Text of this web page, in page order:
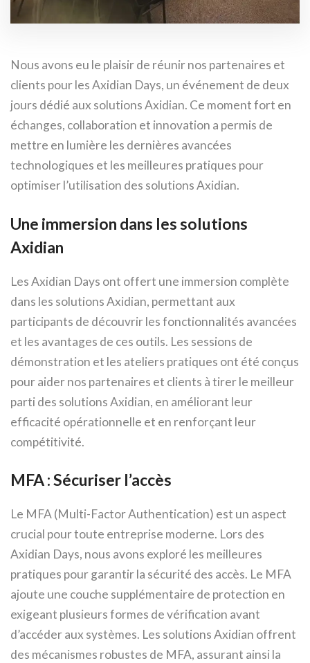
Nous avons eu le plaisir de réunir nos partenaires et
clients pour les Axidian Days, un événement de deux
jours dédié aux solutions Axidian. Ce moment fort en
échanges, collaboration et innovation a permis de
mettre en lumière les dernières avancées
technologiques et les meilleures pratiques pour
optimiser l’utilisation des solutions Axidian.
Une immersion dans les solutions
Axidian
Les Axidian Days ont offert une immersion complète
dans les solutions Axidian, permettant aux
participants de découvrir les fonctionnalités avancées
et les avantages de ces outils. Les sessions de
démonstration et les ateliers pratiques ont été conçus
pour aider nos partenaires et clients à tirer le meilleur
parti des solutions Axidian, en améliorant leur
efficacité opérationnelle et en renforçant leur
compétitivité.
MFA : Sécuriser l’accès
Le MFA (Multi-Factor Authentication) est un aspect
crucial pour toute entreprise moderne. Lors des
Axidian Days, nous avons exploré les meilleures
pratiques pour garantir la sécurité des accès. Le MFA
ajoute une couche supplémentaire de protection en
exigeant plusieurs formes de vérification avant
d’accéder aux systèmes. Les solutions Axidian offrent
des mécanismes robustes de MFA, assurant ainsi la